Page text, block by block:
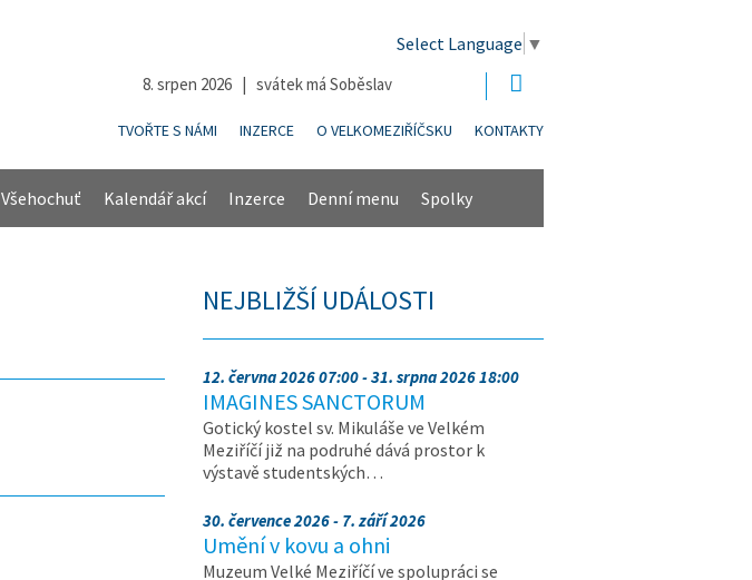
Select Language ▼
8. srpen 2026 | svátek má Soběslav
TVOŘTE S NÁMI INZERCE O VELKOMEZIŘÍČSKU KONTAKTY
Všehochuť Kalendář akcí Inzerce Denní menu Spolky
NEJBLIŽŠÍ UDÁLOSTI
12. června 2026 07:00 - 31. srpna 2026 18:00
IMAGINES SANCTORUM
Gotický kostel sv. Mikuláše ve Velkém
Meziříčí již na podruhé dává prostor k
výstavě studentských…
30. července 2026 - 7. září 2026
Umění v kovu a ohni
Muzeum Velké Meziříčí ve spolupráci se